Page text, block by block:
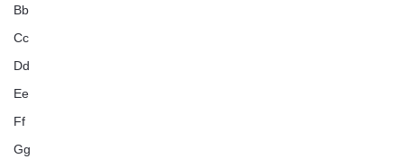
Bb
Cc
Dd
Ee
Ff
Gg